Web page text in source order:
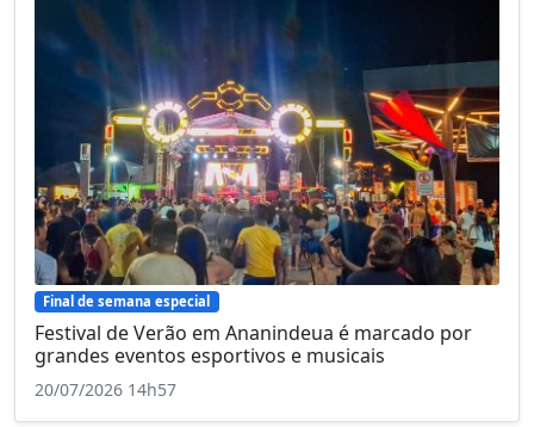
Final de semana especial
Festival de Verão em Ananindeua é marcado por
grandes eventos esportivos e musicais
20/07/2026 14h57